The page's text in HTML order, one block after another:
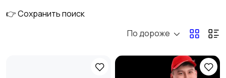
Мода и стиль
👉 Сохранить поиск
По дороже